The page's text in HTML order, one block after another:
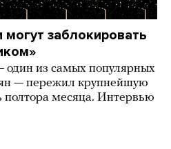
заблокировать
из самых популярных
— пережил крупнейшую
полтора месяца. Интервью